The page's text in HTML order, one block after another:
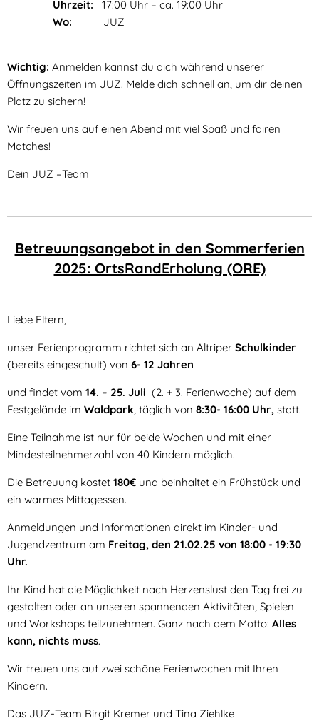
Uhrzeit:
17:00 Uhr – ca. 19:00 Uhr
Wo: JUZ
Wichtig: Anmelden kannst du dich während unserer
Öffnungszeiten im JUZ. Melde dich schnell an, um dir deinen
Platz zu sichern!
Wir freuen uns auf einen Abend mit viel Spaß und fairen
Matches!
Dein JUZ –Team
Betreuungsangebot in den Sommerferien
2025: OrtsRandErholung (ORE)
Liebe Eltern,
unser Ferienprogramm richtet sich an Altriper Schulkinder
(bereits eingeschult) von 6- 12 Jahren
und findet vom 14. – 25. Juli (2. + 3. Ferienwoche) auf dem
Festgelände im Waldpark, täglich von 8:30- 16:00 Uhr, statt.
Eine Teilnahme ist nur für beide Wochen und mit einer
Mindesteilnehmerzahl von 40 Kindern möglich.
Die Betreuung kostet 180€ und beinhaltet ein Frühstück und
ein warmes Mittagessen.
Anmeldungen und Informationen direkt im Kinder- und
Jugendzentrum am Freitag, den 21.02.25 von 18:00 - 19:30
Uhr.
Ihr Kind hat die Möglichkeit nach Herzenslust den Tag frei zu
gestalten oder an unseren spannenden Aktivitäten, Spielen
und Workshops teilzunehmen. Ganz nach dem Motto: Alles
kann, nichts muss.
Wir freuen uns auf zwei schöne Ferienwochen mit Ihren
Kindern.
Das JUZ-Team Birgit Kremer und Tina Ziehlke